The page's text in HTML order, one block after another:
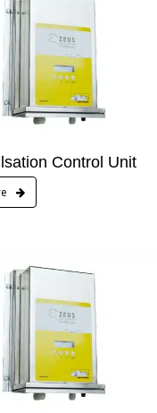
Control Unit